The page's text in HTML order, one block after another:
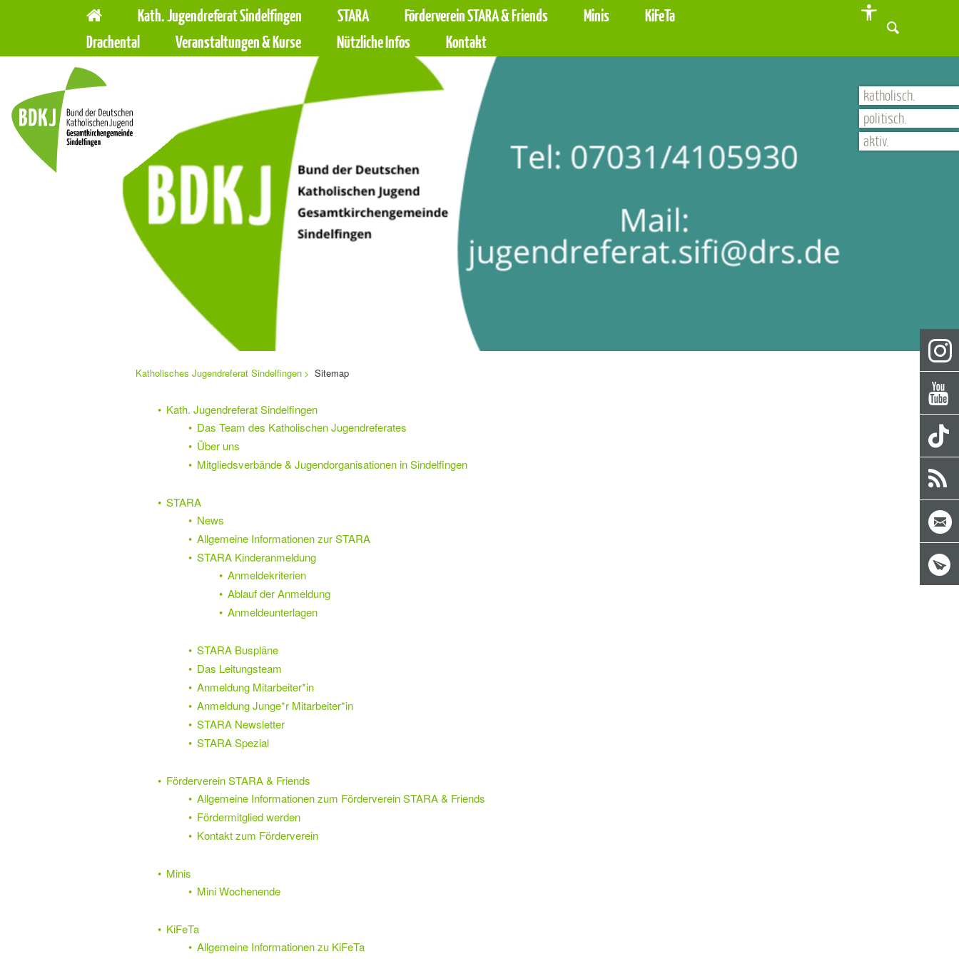
Barrierefreiheit Dashboard öffnen
Hauptnavigation anzeigen
zum Inhalt springen
Tastenkombinationen anzeigen
Navigation
überspringen
Kath. Jugendreferat Sindelfingen STARA Förderverein STARA & Friends Minis
KiFeTa
Drachental
Veranstaltungen & Kurse Nützliche Infos Kontakt
katholisch.
politisch.
aktiv.
Sie
Navigation
Katholisches Jugendreferat Sindelfingen Sitemap
Kath. Jugendreferat Sindelfingen
Das Team des Katholischen Jugendreferates
Über uns
Mitgliedsverbände & Jugendorganisationen in Sindelfingen
STARA
News
Allgemeine Informationen zur STARA
STARA Kinderanmeldung
Anmeldekriterien
Ablauf der Anmeldung
Anmeldeunterlagen
STARA Buspläne
Das Leitungsteam
Anmeldung Mitarbeiter*in
Anmeldung Junge*r Mitarbeiter*in
STARA Newsletter
STARA Spezial
Förderverein STARA & Friends
Allgemeine Informationen zum Förderverein STARA & Friends
Fördermitglied werden
Kontakt zum Förderverein
Minis
Mini Wochenende
KiFeTa
Allgemeine Informationen zu KiFeTa